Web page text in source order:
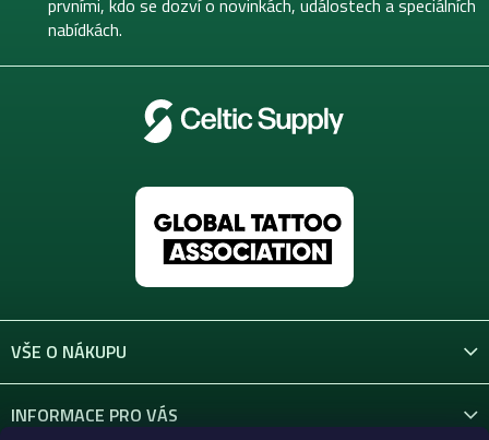
prvními, kdo se dozví o novinkách, událostech a speciálních
nabídkách.
VŠE O NÁKUPU
INFORMACE PRO VÁS